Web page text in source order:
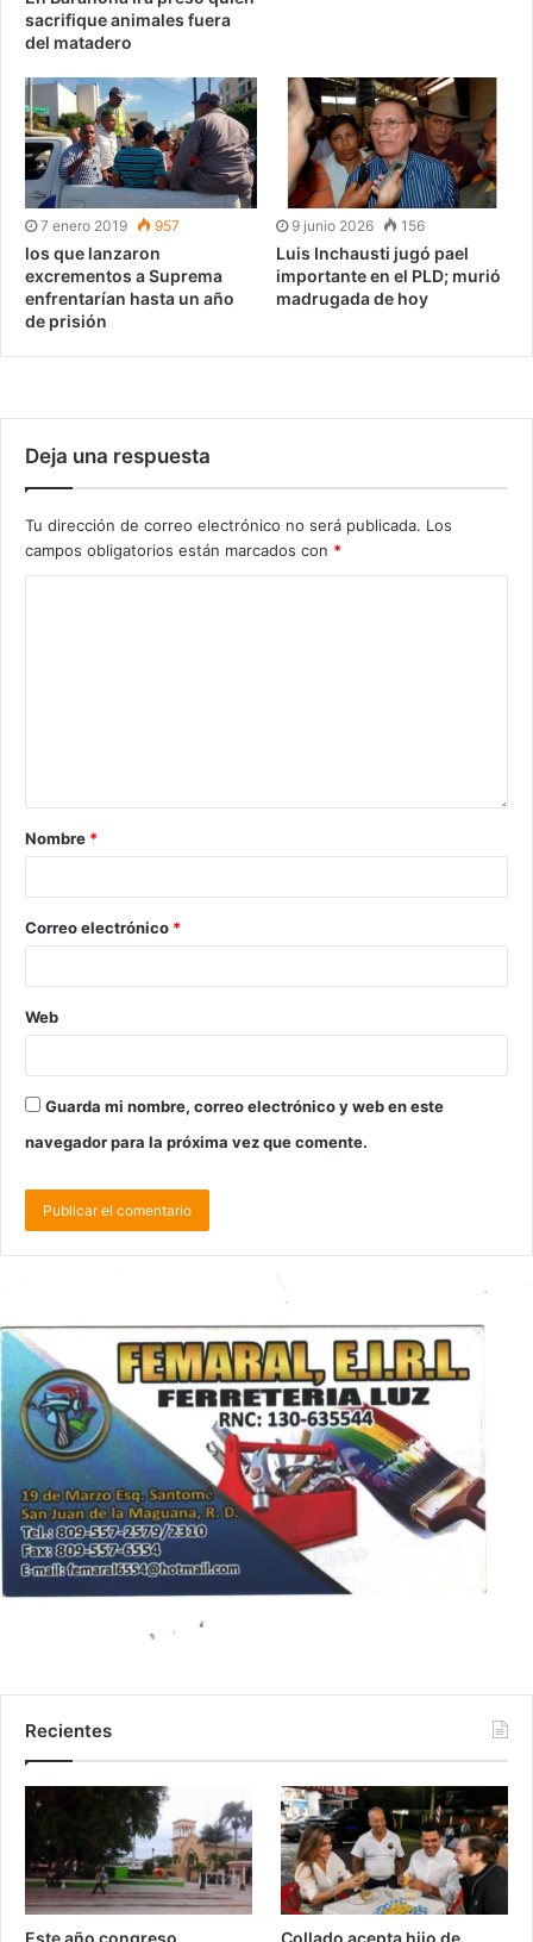
sacrifique animales fuera
del matadero
7 enero 2019 957
los que lanzaron
excrementos a Suprema
enfrentarían hasta un año
de prisión
9 junio 2026 156
Luis Inchausti jugó pael
importante en el PLD; murió
madrugada de hoy
Deja una respuesta
Tu dirección de correo electrónico no será publicada. Los
campos obligatorios están marcados con *
Nombre *
Correo electrónico *
Web
Guarda mi nombre, correo electrónico y web en este
navegador para la próxima vez que comente.
Recientes
Este año congreso
Collado acepta hijo de